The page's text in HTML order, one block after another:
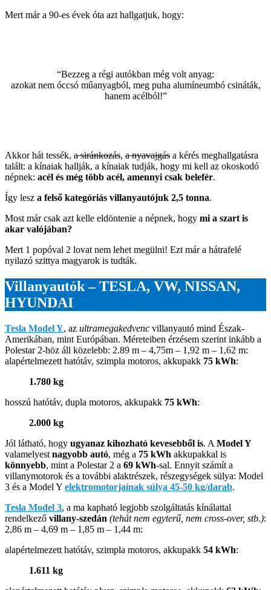
Mert már a 90-es évek óta azt hallgatjuk, hogy:
“Bezzeg a régi autókban még volt anyag:
azokat nem óccsó műanyagból, meg puha alumíneumbó csináták,
hanem acélból!”
Akkor hát tessék, a siránkozás, a nyavajgás a kérés meghallgatásra
talált: a kínaiak hallják, a kínaiak tudják, hogy mi kell az okoskodó
népnek: acél és még több acél, amennyi csak belefér.
Így lesz a felső kategóriás villanyautójuk 2,5 tonna.
Most már csak azt kelle eldöntenie a népnek, hogy mi a szart is
akar valójában?
Mert 1 popóval 2 lovat nem lehet megülni! Ezt már a hátrafelé
nyilazó szittya magyarok is tudták.
Villanyautók – TESLA, VW, NISSAN,
HYUNDAI
Tesla Model Y, az ultramegakedvenc villanyautó mind Észak-
Amerikában, mint Európában. Méreteiben érzésem szerint inkább a
Polestar 2-höz áll közelebb: 2.89 m – 4,75m – 1,92 m – 1,62 m:
alapértelmezett hatótáv, szimpla motoros, akkupakk 75 kWh:
1.780 kg
hosszú hatótáv, dupla motoros, akkupakk 75 kWh:
2.000 kg
Jól látható, hogy ugyanaz kihozható kevesebből is. A Model Y
valamelyest nagyobb autó, még a 75 kWh akkupakkal is
könnyebb, mint a Polestar 2 a 69 kWh-sal. Ennyit számít a
villanymotorok és a további alaktrészek, részegységek sülya: Model
3 és a Model Y elektromotorjainak súlya 45-50 kg/darab.
Tesla Model 3, a ma kapható legjobb szolgáltatás kínálattal
rendelkező villany-szedán (tehát nem egyterű, nem cross-over, stb.):
2,86 m – 4,69 m – 1,85 m – 1,44 m:
alapértelmezett hatótáv, szimpla motoros, akkupakk 54 kWh:
1.611 kg